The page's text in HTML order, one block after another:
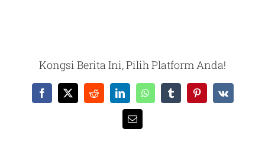
Kongsi Berita Ini, Pilih Platform Anda!
Facebook
X RedditLinkedInWhatsAppTumblrPinterest
Vk
Email